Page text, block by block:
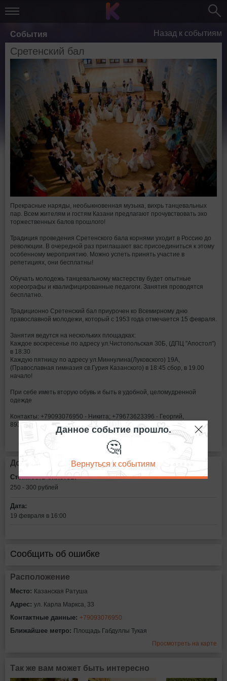
События Назад к событиям
Сретенский бал
Прекрасные наряды, необыкновенная музыка, вихрь танцевальных
пар. Всем жителям и гостям Казани предлагают прочувствовать эхо
торжественных балов прошлого!
Традиция проведения Сретенского бала корнями уходит в Россию до
революции. В очередной раз приглашают вас присоединиться к этому
особенному мероприятию. Можно успеть принять участие в
репетициях, они бесплатны!
Обучать молодежь танцевальному мастерству будет опытные
хореографы и квалифицированные педагоги. Занятия проводятся
бесплатно.
Традиционно Сретенский бал приурочен ко Всемирному дню
православной молодежи, который с 1953 года отмечается 15 февраля.
Занятия ведутся на нескольких площадках:
Каждое воскресенье по адресу ул.Чистопольская 30Б, (ДПЦ "Апостол")
в 18:30
Каждую пятницу по адресу ул.Миннулина(Луковского) 19А,
(Православная гимназия св.Гурия Казанского) в 18:45 сбор, в 19.00
начало!
При себе иметь вторую обувь и быть в удобной, целомудренной
одежде
Контакты: +79093076950 - Никита; +79673623396 - Георгий,
89372858487 - Оля.
Дополнительная информация
Стоимость билетов:
250 - 300 рублей
Дата:
19 февраля в 16:00
Сообщить об ошибке
Расположение
Место: Казанская Ратуша
Адрес: ул. Карла Маркса, 33
Контактные данные: +79093076950
Ближайшее метро: Площадь Габдуллы Тукая
Просмотреть на карте
Так же вам может быть интересно
Данное событие прошло.
🤔
Вернуться к событиям